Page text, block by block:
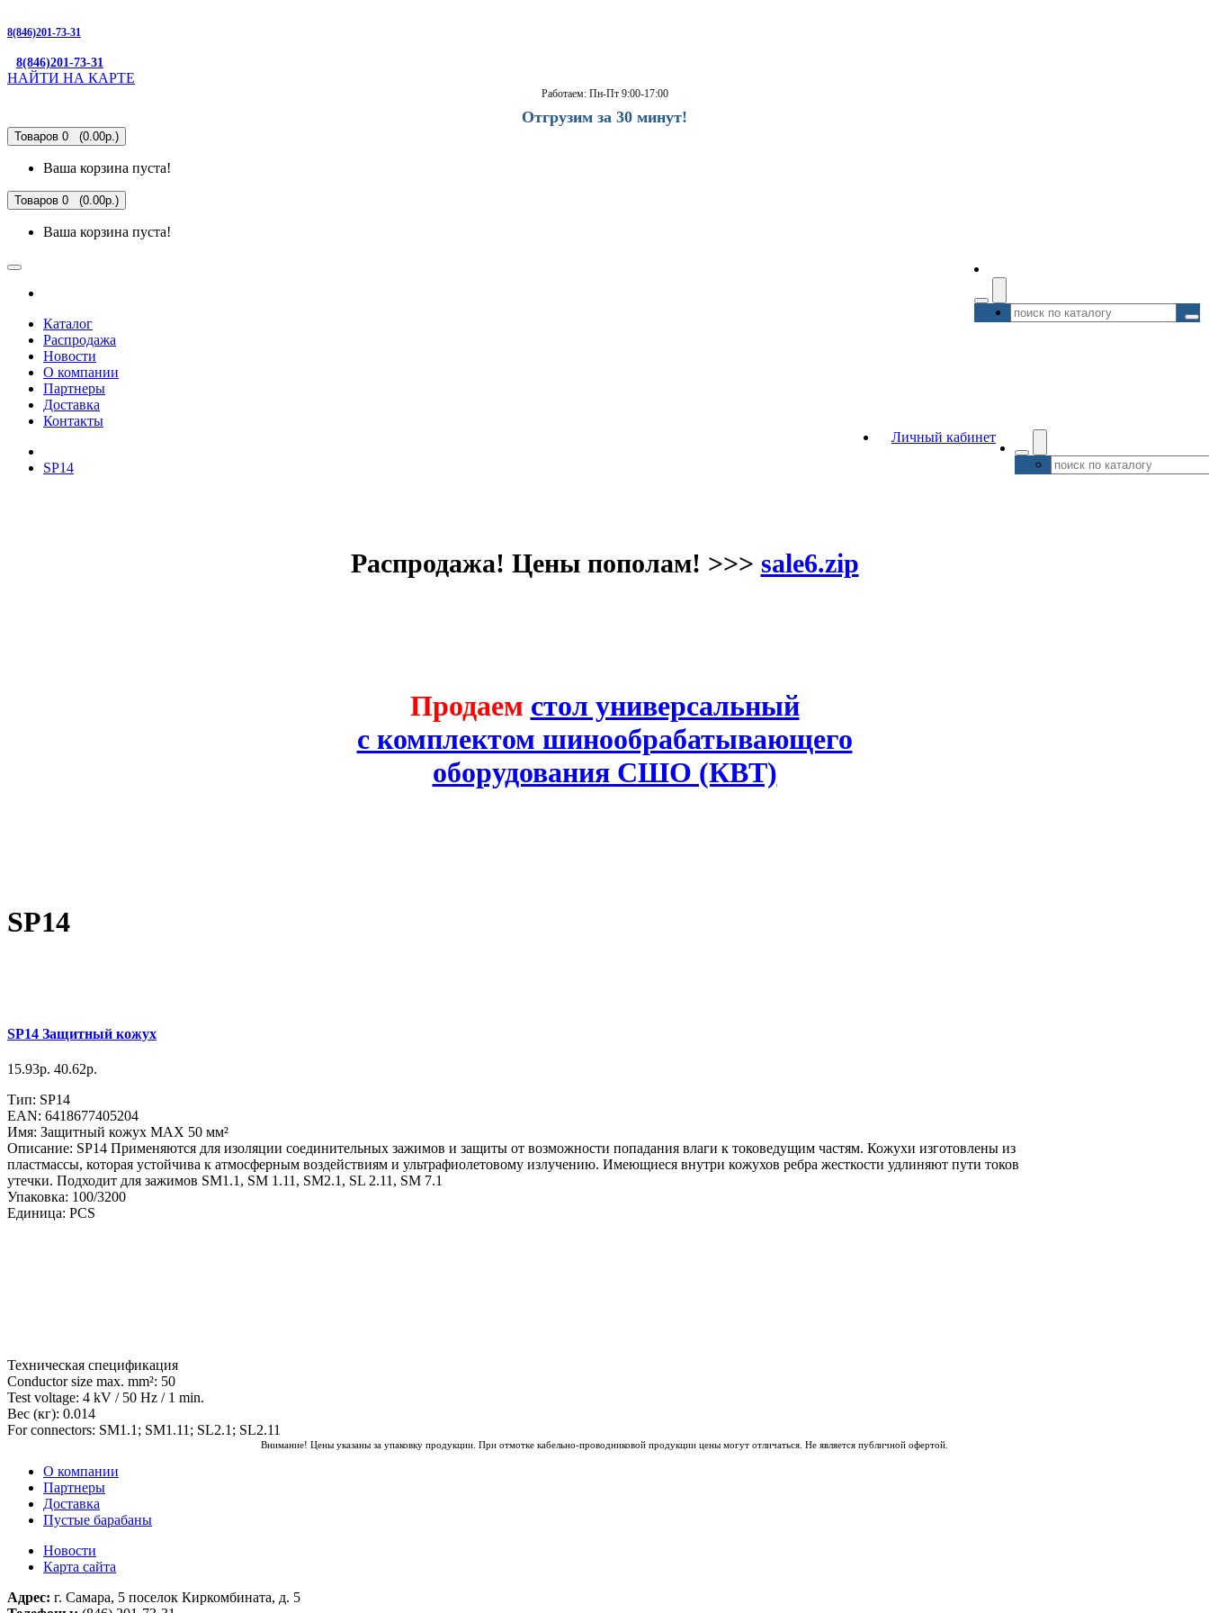
8(846)201-73-31
8(846)201-73-31
НАЙТИ НА КАРТЕ
Работаем: Пн-Пт 9:00-17:00
Отгрузим за 30 минут!
Товаров 0 (0.00р.)
Ваша корзина пуста!
Товаров 0 (0.00р.)
Ваша корзина пуста!
Каталог
Распродажа
Новости
О компании
Партнеры
Доставка
Контакты
Личный кабинет
SP14
Распродажа! Цены пополам! >>> sale6.zip
Продаем стол универсальный
с комплектом шинообрабатывающего
оборудования СШО (КВТ)
SP14
SP14 Защитный кожух
15.93р. 40.62р.
Тип: SP14
EAN: 6418677405204
Имя: Защитный кожух MAX 50 мм²
Описание: SP14 Применяются для изоляции соединительных зажимов и защиты от возможности попадания влаги к токоведущим частям. Кожухи изготовлены из
пластмассы, которая устойчива к атмосферным воздействиям и ультрафиолетовому излучению. Имеющиеся внутри кожухов ребра жесткости удлиняют пути токов
утечки. Подходит для зажимов SM1.1, SM 1.11, SM2.1, SL 2.11, SM 7.1
Упаковка: 100/3200
Единица: PCS
Техническая спецификация
Conductor size max. mm²: 50
Test voltage: 4 kV / 50 Hz / 1 min.
Вес (кг): 0.014
For connectors: SM1.1; SM1.11; SL2.1; SL2.11
Внимание! Цены указаны за упаковку продукции. При отмотке кабельно-проводниковой продукции цены могут отличаться. Не является публичной офертой.
О компании
Партнеры
Доставка
Пустые барабаны
Новости
Карта сайта
Адрес: г. Самара, 5 поселок Киркомбината, д. 5